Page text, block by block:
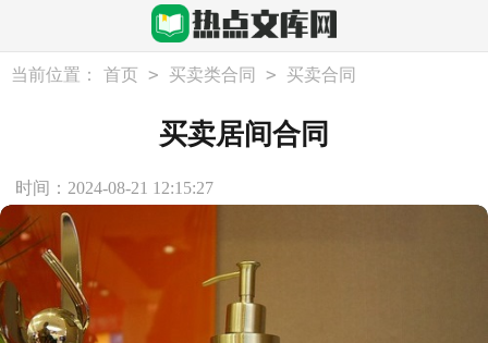
当前位置： 首页 > 买卖类合同 > 买卖合同
买卖居间合同
时间：2024-08-21 12:15:27